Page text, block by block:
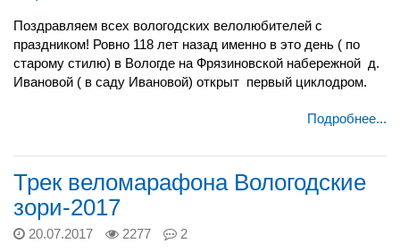
Поздравляем всех вологодских велолюбителей с
праздником! Ровно 118 лет назад именно в это день ( по
старому стилю) в Вологде на Фрязиновской набережной д.
Ивановой ( в саду Ивановой) открыт первый циклодром.
Подробнее...
Трек веломарафона Вологодские
зори-2017
20.07.2017 2277 2